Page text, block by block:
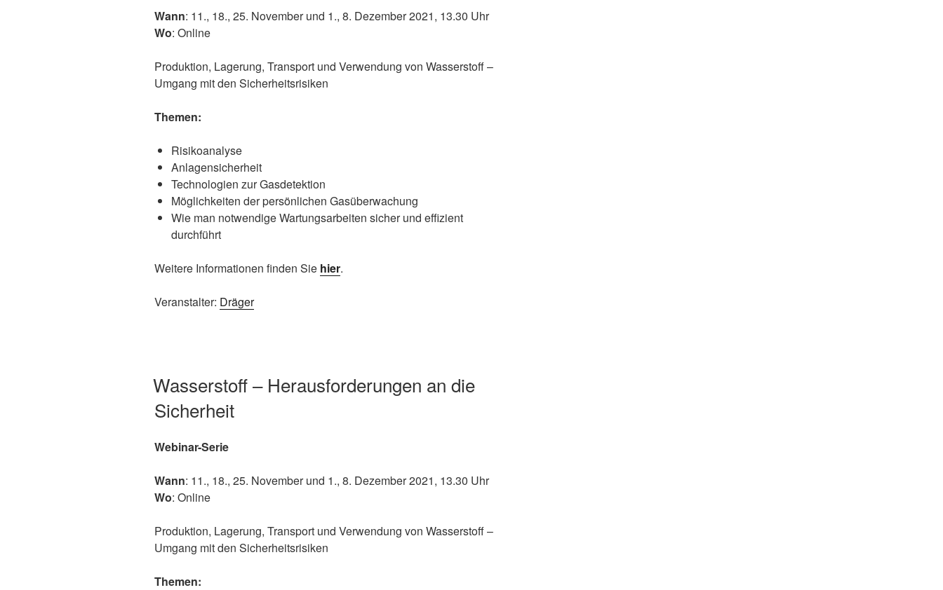
Wann: 11., 18., 25. November und 1., 8. Dezember 2021, 13.30 Uhr
Wo: Online
Produktion, Lagerung, Transport und Verwendung von Wasserstoff –
Umgang mit den Sicherheitsrisiken
Themen:
Risikoanalyse
Anlagensicherheit
Technologien zur Gasdetektion
Möglichkeiten der persönlichen Gasüberwachung
Wie man notwendige Wartungsarbeiten sicher und effizient
durchführt
Weitere Informationen finden Sie hier.
Veranstalter: Dräger
Wasserstoff – Herausforderungen an die
Sicherheit
Webinar-Serie
Wann: 11., 18., 25. November und 1., 8. Dezember 2021, 13.30 Uhr
Wo: Online
Produktion, Lagerung, Transport und Verwendung von Wasserstoff –
Umgang mit den Sicherheitsrisiken
Themen: